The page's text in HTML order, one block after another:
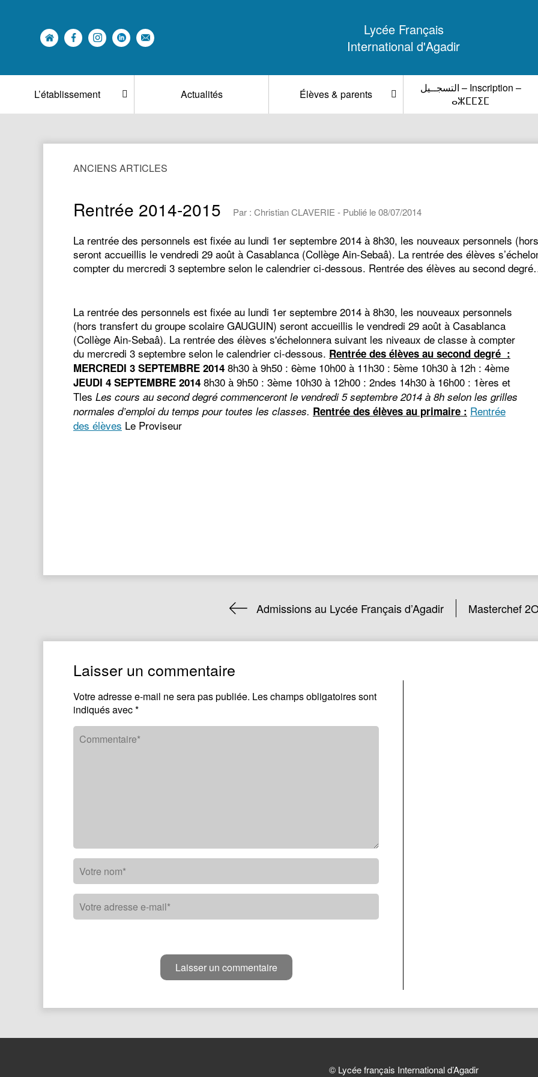
Lycée Français
International d'Agadir
L’établissement Actualités Élèves & parents
التسجــيل – Inscription –
ⴰⵣⵎⵎⵉⵎ
ANCIENS ARTICLES
Rentrée 2014-2015 Par : Christian CLAVERIE - Publié le 08/07/2014
La rentrée des personnels est fixée au lundi 1er septembre 2014 à 8h30, les nouveaux personnels
seront accueillis le vendredi 29 août à Casablanca (Collège Ain-Sebaâ). La rentrée des élèves
compter du mercredi 3 septembre selon le calendrier ci-dessous. Rentrée des élèves au second
La rentrée des personnels est fixée au lundi 1er septembre 2014 à 8h30, les nouveaux personnels
(hors transfert du groupe scolaire GAUGUIN) seront accueillis le vendredi 29 août à Casablanca
(Collège Ain-Sebaâ). La rentrée des élèves s'échelonnera suivant les niveaux de classe à compter
du mercredi 3 septembre selon le calendrier ci-dessous. Rentrée des élèves au second degré :
MERCREDI 3 SEPTEMBRE 2014 8h30 à 9h50 : 6ème 10h00 à 11h30 : 5ème 10h30 à 12h : 4ème
JEUDI 4 SEPTEMBRE 2014 8h30 à 9h50 : 3ème 10h30 à 12h00 : 2ndes 14h30 à 16h00 : 1ères et
Tles Les cours au second degré commenceront le vendredi 5 septembre 2014 à 8h selon les grilles
normales d’emploi du temps pour toutes les classes. Rentrée des élèves au primaire : Rentrée
des élèves Le Proviseur
Admissions au Lycée Français d’Agadir Masterchef
Laisser un commentaire
Votre adresse e-mail ne sera pas publiée. Les champs obligatoires sont
indiqués avec*
© Lycée français International d’Agadir